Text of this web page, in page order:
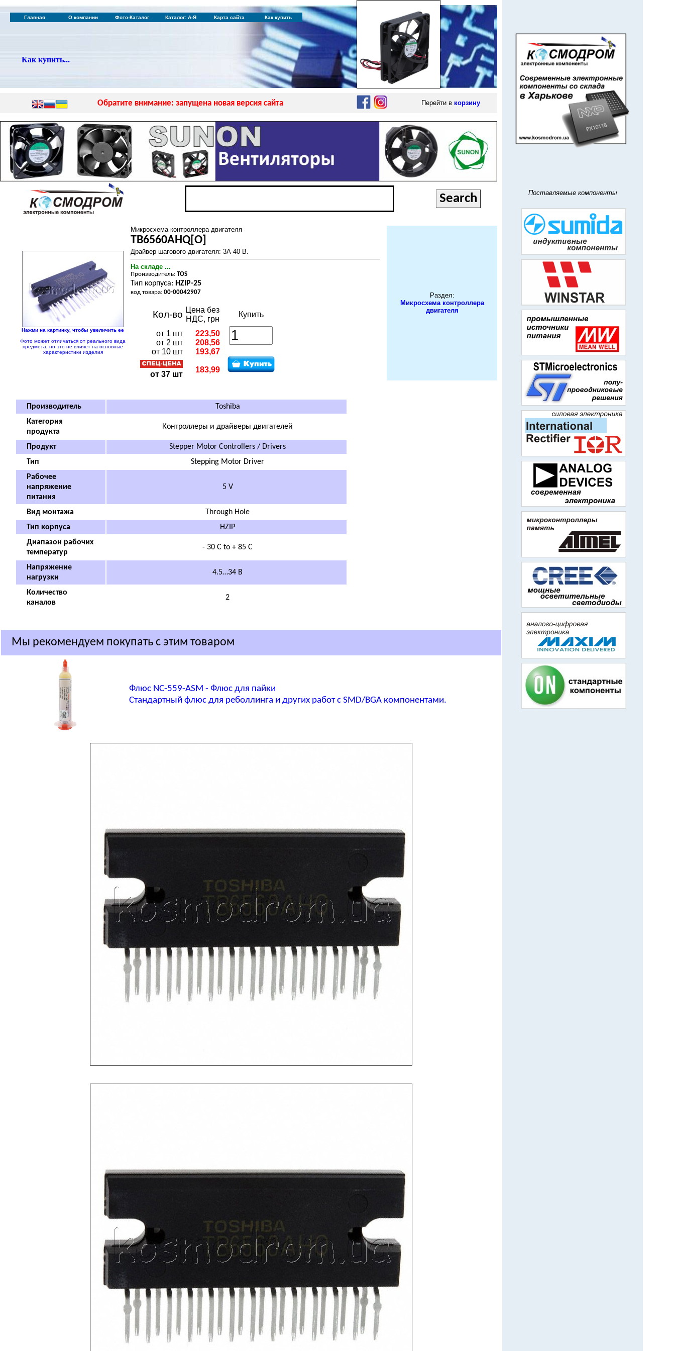
Главная О компании Фото-Каталог Каталог: А-Я Карта сайта Как купить
Как купить...
Обратите внимание: запущена новая версия сайта Перейти в корзину
Нажми на картинку, чтобы увеличить ее
Фото может отличаться от реального вида
предмета, но это не влияет на основные
характеристики изделия
Микросхема контроллера двигателя
TB6560AHQ[O]
Драйвер шагового двигателя: 3А 40 В.
На складе ...
Производитель: TOS
Тип корпуса: HZIP-25
код товара: 00-00042907
Кол-во Цена без
НДС, грн
Купить
от 1 шт
от 2 шт
от 10 шт
от 37 шт
223,50
208,56
193,67
183,99
Раздел:
Микросхема контроллера
двигателя
Производитель
Toshiba
Категория
продукта
Контроллеры и драйверы двигателей
Продукт
Stepper Motor Controllers / Drivers
Тип
Stepping Motor Driver
Рабочее
напряжение
питания
5 V
Вид монтажа
Through Hole
Тип корпуса
HZIP
Диапазон рабочих
температур
- 30 C to + 85 C
Напряжение
нагрузки
4.5…34 В
Количество
каналов
2
Мы рекомендуем покупать с этим товаром
Флюс NC-559-ASM - Флюс для пайки
Стандартный флюс для реболлинга и других работ с SMD/BGA компонентами.
Поставляемые компоненты